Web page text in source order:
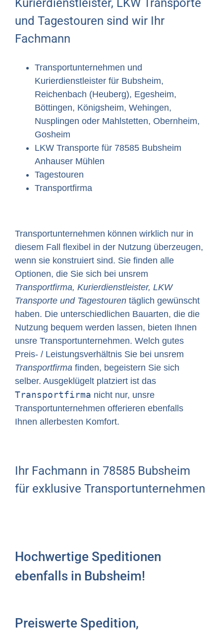
Kurierdienstleister, LKW Transporte
und Tagestouren sind wir Ihr
Fachmann
Transportunternehmen und
Kurierdienstleister für Bubsheim,
Reichenbach (Heuberg), Egesheim,
Böttingen, Königsheim, Wehingen,
Nusplingen oder Mahlstetten, Obernheim,
Gosheim
LKW Transporte für 78585 Bubsheim
Anhauser Mühlen
Tagestouren
Transportfirma
Transportunternehmen können wirklich nur in
diesem Fall flexibel in der Nutzung überzeugen,
wenn sie konstruiert sind. Sie finden alle
Optionen, die Sie sich bei unsrem
Transportfirma, Kurierdienstleister, LKW
Transporte und Tagestouren täglich gewünscht
haben. Die unterschiedlichen Bauarten, die die
Nutzung bequem werden lassen, bieten Ihnen
unsre Transportunternehmen. Welch gutes
Preis- / Leistungsverhältnis Sie bei unsrem
Transportfirma finden, begeistern Sie sich
selber. Ausgeklügelt platziert ist das
Transportfirma nicht nur, unsre
Transportunternehmen offerieren ebenfalls
Ihnen allerbesten Komfort.
Ihr Fachmann in 78585 Bubsheim
für exklusive Transportunternehmen
Hochwertige Speditionen
ebenfalls in Bubsheim!
Preiswerte Spedition,